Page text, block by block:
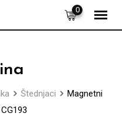
0
Štednjaci
Magnetni